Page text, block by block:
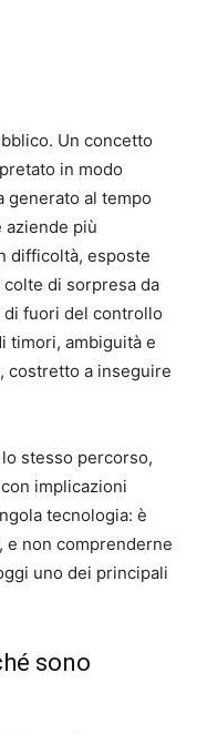
Un concetto
in modo
generato al tempo
più
difficoltà, esposte
di sorpresa da
di fuori del controllo
timori, ambiguità e
costretto a inseguire
stesso percorso,
implicazioni
tecnologia: è
e non comprenderne
uno dei principali
sono